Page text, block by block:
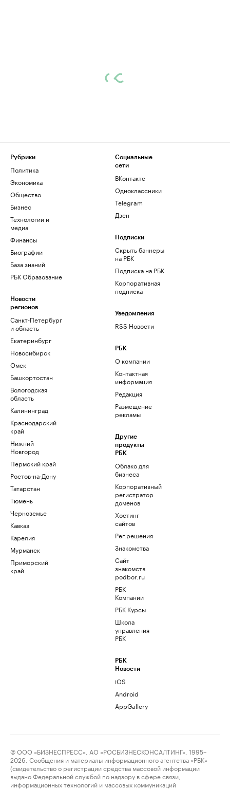
Рубрики
Политика
Экономика
Общество
Бизнес
Технологии и
медиа
Финансы
Биографии
База знаний
РБК Образование
Новости
регионов
Санкт-Петербург
и область
Екатеринбург
Новосибирск
Омск
Башкортостан
Вологодская
область
Калининград
Краснодарский
край
Нижний
Новгород
Пермский край
Ростов-на-Дону
Татарстан
Тюмень
Черноземье
Кавказ
Карелия
Мурманск
Приморский
край
Социальные
сети
ВКонтакте
Одноклассники
Telegram
Дзен
Подписки
Скрыть баннеры
на РБК
Подписка на РБК
Корпоративная
подписка
Уведомления
RSS Новости
РБК
О компании
Контактная
информация
Редакция
Размещение
рекламы
Другие
продукты
РБК
Облако для
бизнеса
Корпоративный
регистратор
доменов
Хостинг
сайтов
Рег.решения
Знакомства
Сайт
знакомств
podbor.ru
РБК
Компании
РБК Курсы
Школа
управления
РБК
РБК
Новости
iOS
Android
AppGallery
© ООО «БИЗНЕСПРЕСС», АО «РОСБИЗНЕСКОНСАЛТИНГ», 1995–
2026. Сообщения и материалы информационного агентства «РБК»
(свидетельство о регистрации средства массовой информации
выдано Федеральной службой по надзору в сфере связи,
информационных технологий и массовых коммуникаций